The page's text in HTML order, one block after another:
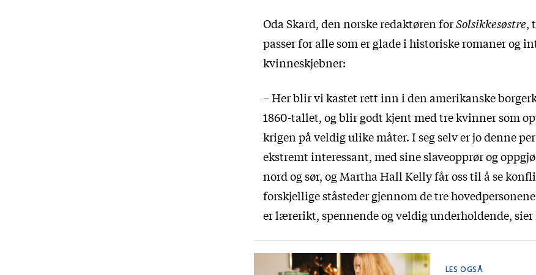
Oda Skard, den norske redaktøren forSolsikkesøstre,
passer for alle som er glade i historiske romaner og
kvinneskjebner:
– Her blir vi kastet rett inn i den amerikanske
1860-tallet, og blir godt kjent med tre kvinner som
krigen på veldig ulike måter. I seg selv er jo denne
ekstremt interessant, med sine slaveopprør og
nord og sør, og Martha Hall Kelly får oss til å se
forskjellige ståsteder gjennom de tre
er lærerikt, spennende og veldig underholdende,
LES OGSÅ